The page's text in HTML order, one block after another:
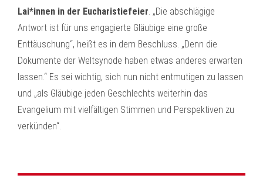
Lai*innen in der Eucharistiefeier. „Die abschlägige
Antwort ist für uns engagierte Gläubige eine große
Enttäuschung“, heißt es in dem Beschluss. „Denn die
Dokumente der Weltsynode haben etwas anderes erwarten
lassen.“ Es sei wichtig, sich nun nicht entmutigen zu lassen
und „als Gläubige jeden Geschlechts weiterhin das
Evangelium mit vielfältigen Stimmen und Perspektiven zu
verkünden“.